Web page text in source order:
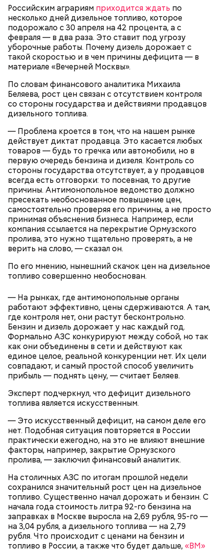
Российским аграриям приходится ждать по
несколько дней дизельное топливо, которое
подорожало с 30 апреля на 42 процента, а с
февраля — в два раза. Это ставит под угрозу
уборочные работы. Почему дизель дорожает с
такой скоростью и в чем причины дефицита — в
материале «Вечерней Москвы».
По словам финансового аналитика Михаила
Беляева, рост цен связан с отсутствием контроля
со стороны государства и действиями продавцов
дизельного топлива.
— Проблема кроется в том, что на нашем рынке
действует диктат продавца. Это касается любых
товаров — будь то гречка или автомобили, но в
первую очередь бензина и дизеля. Контроль со
стороны государства отсутствует, а у продавцов
всегда есть отговорки: то посевная, то другие
причины. Антимонопольное ведомство должно
пресекать необоснованное повышение цен,
самостоятельно проверяя его причины, а не просто
принимая объяснения бизнеса. Например, если
компания ссылается на перекрытие Ормузского
пролива, это нужно тщательно проверять, а не
верить на слово, — сказал он.
По его мнению, нынешний скачок цен на дизельное
топливо совершенно необоснован.
— На рынках, где антимонопольные органы
работают эффективно, цены сдерживаются. А там,
где контроля нет, они растут бесконтрольно.
Бензин и дизель дорожает у нас каждый год.
Формально АЗС конкурируют между собой, но так
как они объединены в сети и действуют как
единое целое, реальной конкуренции нет. Их цели
совпадают, и самый простой способ увеличить
прибыль — поднять цену, — считает Беляев.
Эксперт подчеркнул, что дефицит дизельного
топлива является искусственным.
— Это искусственный дефицит, на самом деле его
нет. Подобная ситуация повторяется в России
практически ежегодно, на это не влияют внешние
факторы, например, закрытие Ормузского
пролива, — заключил финансовый аналитик.
На столичных АЗС по итогам прошлой недели
сохранился значительный рост цен на дизельное
топливо. Существенно начал дорожать и бензин. С
начала года стоимость литра 92-го бензина на
заправках в Москве выросла на 2,69 рубля, 95-го —
на 3,04 рубля, а дизельного топлива — на 2,79
рубля. Что происходит с ценами на бензин и
топливо в России, а также что будет дальше, «ВМ»
День малины со сливками
День малины со сливками отмечается в США в
честь вкусового сочетания этой ягоды со сливками.
В этот праздник люди едят не только малину со
сливками, но и другие десерты на основе этих
двух ингредиентов. Их можно купить в магазине
или сделать самостоятельно вместе со своими
родными и близкими.
кабачок;
брынза;
растительное масло;
— Кабачки нужно натереть длинными слайсами
(это можно сделать на специальной терке),
похожими на спагетти, и уложить в противень.
Дальше нужно добавить немного растительного
масла, соль, а сверху бросить хаотично
порезанную брынзу. Затем добавляются помидоры
черри или грунтовые, — рассказал шеф-повар.
Противень ставится в духовку, разогретую до 180–
190 градусов. Спагетти из кабачка нужно запекать
25–30 минут.
беременным, кормящим женщинам;
людям с ослабленной иммунной системой;
детям.
— Там может содержаться огромное количество
гипоксию и ухудшение физического состояния, —
предостерегла Соломатина.
Также не нужно есть дыню до корки, потому что
именно там скапливаются нитраты. И важно
тщательно ее мыть, чтобы не отравиться, добавила
собеседница «ВМ».